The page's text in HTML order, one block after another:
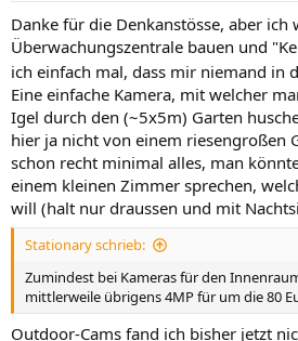
Danke für die Denkanstösse, aber ich
Überwachungszentrale bauen und
ich einfach mal, dass mir niemand in
Eine einfache Kamera, mit welcher
Igel durch den (~5x5m) Garten
hier ja nicht von einem riesengroßen
schon recht minimal alles, man
einem kleinen Zimmer sprechen,
will (halt nur draussen und mit
Stationary schrieb:
Zumindest bei Kameras für den
mittlerweile übrigens 4MP für um die 80
Outdoor-Cams fand ich bisher jetzt